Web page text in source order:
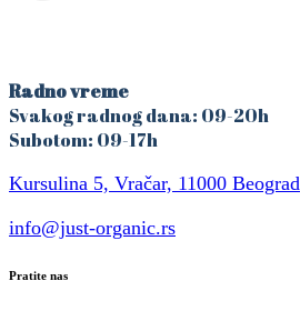
Radno vreme
Svakog radnog dana: 09-20h
Subotom: 09-17h
Kursulina 5, Vračar, 11000 Beograd
info@just-organic.rs
Pratite nas